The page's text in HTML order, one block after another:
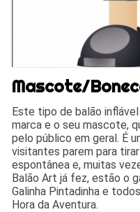
Mascote/
Este tipo de balão
marca e o seu mascote,
pelo público em geral. É
visitantes parem para
espontânea e, muitas
Balão Art já fez, estão o
Galinha Pintadinha e
Hora da Aventura.